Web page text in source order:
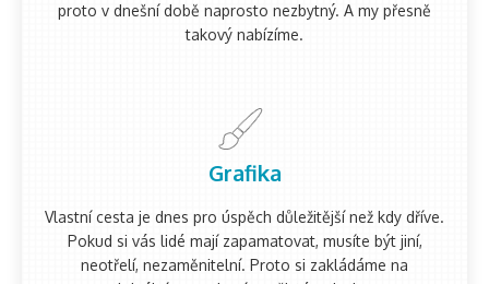
proto v dnešní době naprosto nezbytný. A my přesně
takový nabízíme.
Grafika
Vlastní cesta je dnes pro úspěch důležitější než kdy dříve.
Pokud si vás lidé mají zapamatovat, musíte být jiní,
neotřelí, nezaměnitelní. Proto si zakládáme na